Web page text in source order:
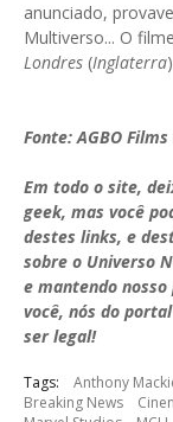
anunciado,
Multiverso... O
Londres (Inglaterra
Fonte: AGBO
Em todo o site,
geek, mas você
destes links, e
sobre o Universo
e mantendo
você, nós do
ser legal!
Tags: Anthony
Breaking News